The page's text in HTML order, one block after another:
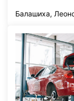
Балашиха,